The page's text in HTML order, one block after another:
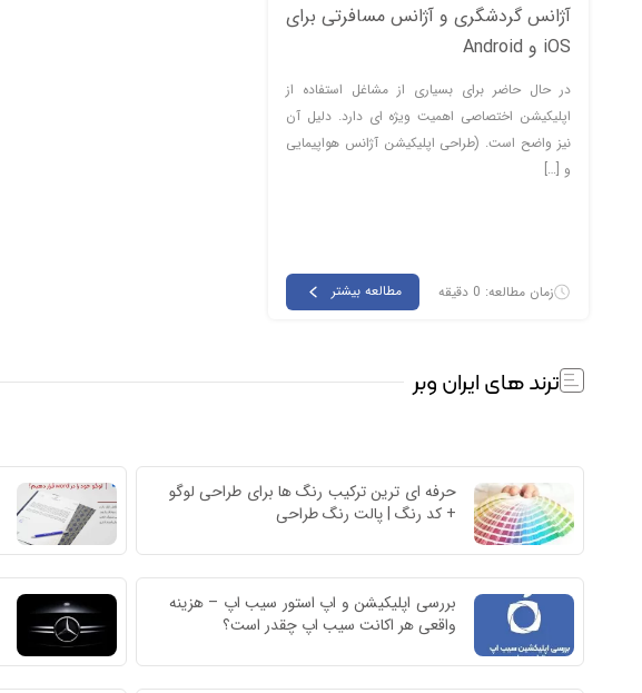
آژانس گردشگری و آژانس مسافرتی برای
iOS و Android
در حال حاضر برای بسیاری از مشاغل استفاده از
اپلیکیشن اختصاصی اهمیت ویژه ای دارد. دلیل آن
نیز واضح است. (طراحی اپلیکیشن آژانس هواپیمایی
و […]
زمان مطالعه: 0 دقیقه مطالعه بیشتر
ترند های ایران وبر
حرفه ای ترین ترکیب رنگ ها برای طراحی لوگو
+ کد رنگ | پالت رنگ طراحی
بررسی اپلیکیشن و اپ استور سیب اپ – هزینه
واقعی هر اکانت سیب اپ چقدر است؟